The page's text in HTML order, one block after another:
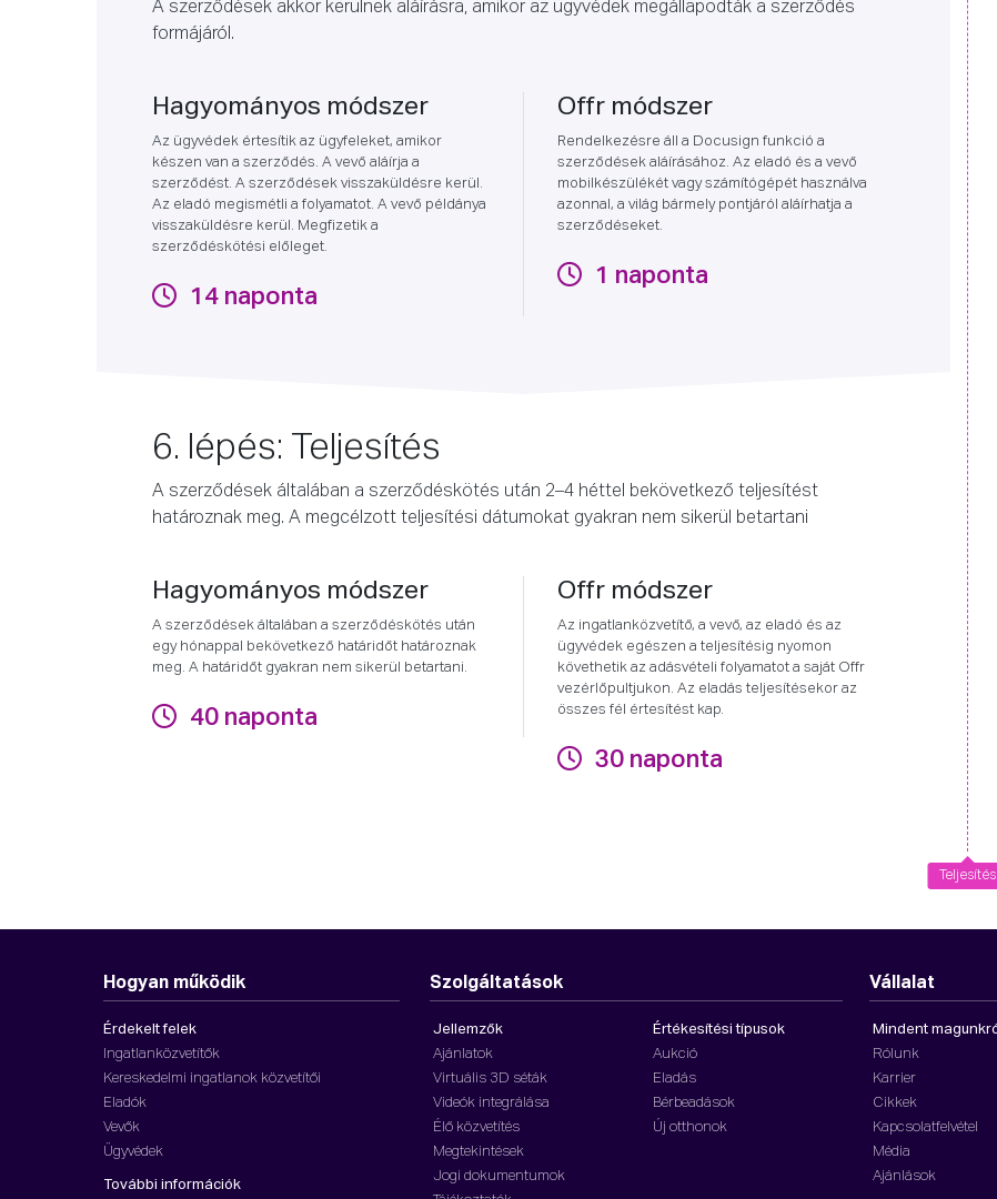
A szerződések akkor kerülnek aláírásra, amikor az ügyvédek megállapodták a szerződés
formájáról.
Hagyományos módszer
Az ügyvédek értesítik az ügyfeleket, amikor
készen van a szerződés. A vevő aláírja a
szerződést. A szerződések visszaküldésre kerül.
Az eladó megismétli a folyamatot. A vevő példánya
visszaküldésre kerül. Megfizetik a
szerződéskötési előleget.
14 naponta
Offr módszer
Rendelkezésre áll a Docusign funkció a
szerződések aláírásához. Az eladó és a vevő
mobilkészülékét vagy számítógépét használva
azonnal, a világ bármely pontjáról aláírhatja a
szerződéseket.
1 naponta
6. lépés: Teljesítés
A szerződések általában a szerződéskötés után 2–4 héttel bekövetkező teljesítést
határoznak meg. A megcélzott teljesítési dátumokat gyakran nem sikerül betartani
Hagyományos módszer
A szerződések általában a szerződéskötés után
egy hónappal bekövetkező határidőt határoznak
meg. A határidőt gyakran nem sikerül betartani.
40 naponta
Offr módszer
Az ingatlanközvetítő, a vevő, az eladó és az
ügyvédek egészen a teljesítésig nyomon
követhetik az adásvételi folyamatot a saját Offr
vezérlőpultjukon. Az eladás teljesítésekor az
összes fél értesítést kap.
30 naponta
Teljesítés
Hogyan működik
Érdekelt felek
Ingatlanközvetítők
Kereskedelmi ingatlanok közvetítői
Eladók
Vevők
Ügyvédek
További információk
Szolgáltatások
Jellemzők
Ajánlatok
Virtuális 3D séták
Videók integrálása
Élő közvetítés
Megtekintések
Jogi dokumentumok
Értékesítési típusok
Aukció
Eladás
Bérbeadások
Új otthonok
Vállalat
Mindent
Rólunk
Karrier
Cikkek
Kapcsolatfelvétel
Média
Ajánlások